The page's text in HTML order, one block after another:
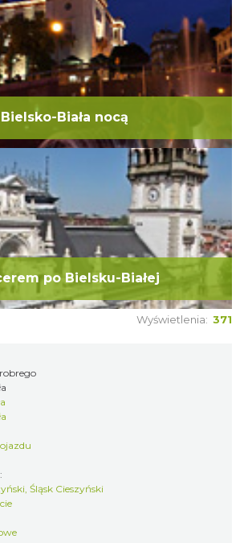
Bielsko-Biała nocą
po Bielsku-Białej
Wyświetlenia: 371
Śląsk Cieszyński